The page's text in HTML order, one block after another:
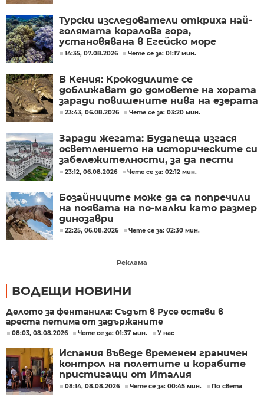
Турски изследователи откриха най-
голямата коралова гора,
установявана в Егейско море
14:35, 07.08.2026 Чете се за: 01:17 мин.
В Кения: Крокодилите се
доближават до домовете на хората
заради повишените нива на езерата
23:43, 06.08.2026 Чете се за: 03:20 мин.
Заради жегата: Будапеща изгася
осветлението на историческите си
забележителности, за да пести
енергия
23:12, 06.08.2026 Чете се за: 02:12 мин.
Бозайниците може да са попречили
на появата на по-малки като размер
динозаври
22:25, 06.08.2026 Чете се за: 02:30 мин.
Реклама
ВОДЕЩИ НОВИНИ
Делото за фентанила: Съдът в Русе остави в
ареста петима от задържаните
08:03, 08.08.2026 Чете се за: 01:37 мин. У нас
Испания въведе временен граничен
контрол на полетите и корабите
пристигащи от Италия
08:14, 08.08.2026 Чете се за: 00:45 мин. По света